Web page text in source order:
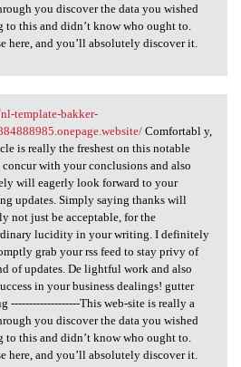
you discover the data you wished
to this and didn’t know who ought to.
here, and you’ll absolutely discover it.
template-bakker
template-bakker-
Comfortabl y,
is really the freshest on this notable
with your conclusions and also
will eagerly look forward to your
updates. Simply saying thanks will
not just be acceptable, for the
lucidity in your writing. I definitely
grab your rss feed to stay privy of
of updates. De lightful work and also
in your business dealings! gutter
-------------------This web-site is really a
you discover the data you wished
to this and didn’t know who ought to.
here, and you’ll absolutely discover it.